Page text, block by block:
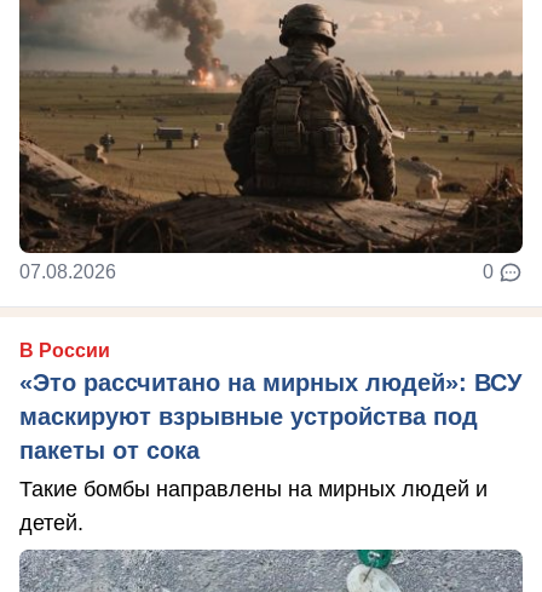
07.08.2026 0
В России
«Это рассчитано на мирных людей»: ВСУ
маскируют взрывные устройства под
пакеты от сока
Такие бомбы направлены на мирных людей и
детей.